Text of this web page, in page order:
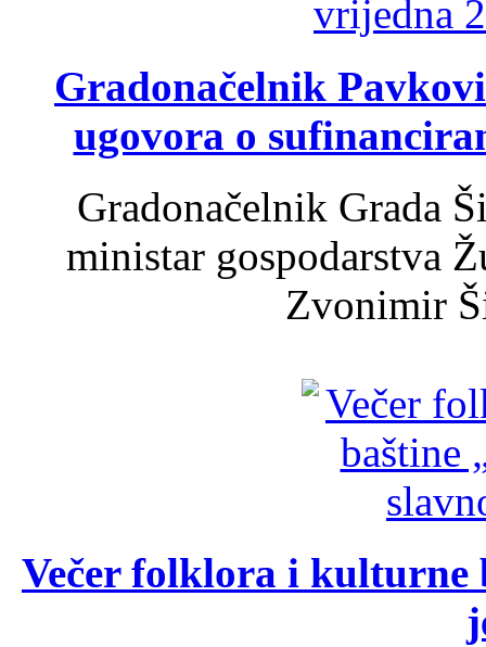
Gradonačelnik
ugovora o
Gradonačelnik Grada
ministar gospodarstva
Zvonimir
Večer folklora i kulturne